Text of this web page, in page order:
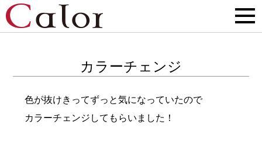
カラーチェンジ
色が抜けきってずっと気になっていたので
カラーチェンジしてもらいました！